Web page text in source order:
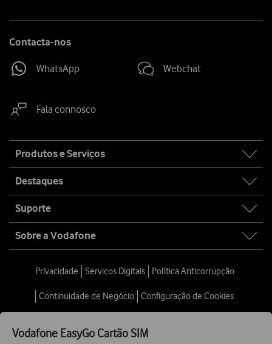
Vodafone EasyGo Cartão SIM
Contacta-nos
WhatsApp Webchat
Fala connosco
map
Produtos e Serviços
Destaques
Suporte
Sobre a Vodafone
Privacidade Serviços Digitais Política Anticorrupção
Continuidade de Negócio Configuração de Cookies